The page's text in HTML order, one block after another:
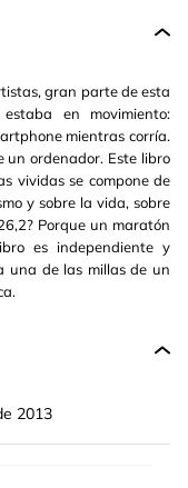
gran parte de esta
en movimiento:
mientras corría.
un ordenador. Este libro
vividas se compone de
y sobre la vida, sobre
Porque un maratón
es independiente y
una de las millas de un
2013